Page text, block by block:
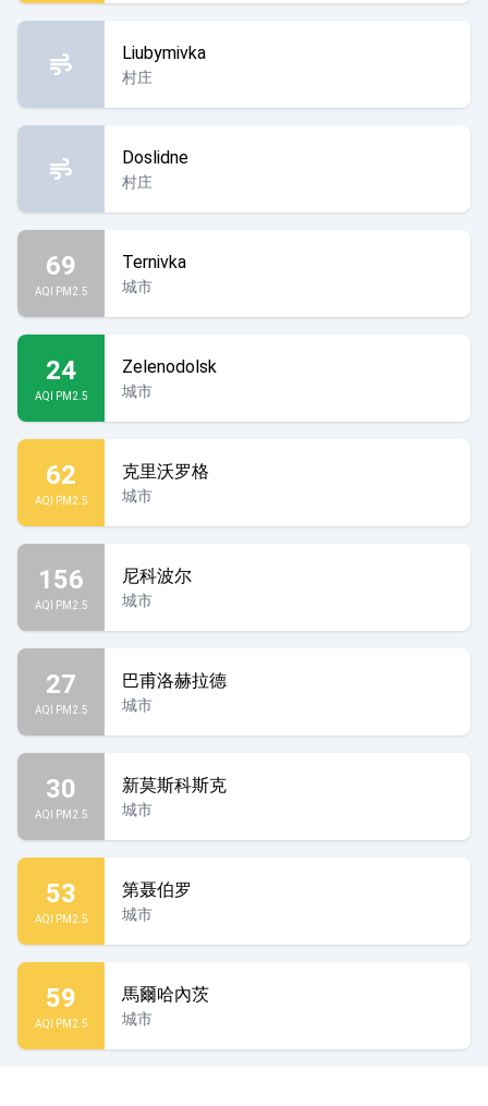
Liubymivka
村庄
Doslidne
村庄
69
AQI PM2.5
Ternivka
城市
24
AQI PM2.5
Zelenodolsk
城市
62
AQI PM2.5
克里沃罗格
城市
156
AQI PM2.5
尼科波尔
城市
27
AQI PM2.5
巴甫洛赫拉德
城市
30
AQI PM2.5
新莫斯科斯克
城市
53
AQI PM2.5
第聂伯罗
城市
59
AQI PM2.5
馬爾哈內茨
城市